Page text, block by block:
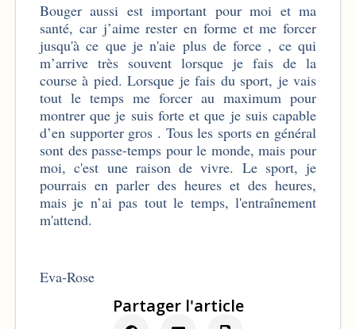
Bouger aussi est important pour moi et ma
santé, car j’aime rester en forme et me forcer
jusqu'à ce que je n'aie plus de force , ce qui
m’arrive très souvent lorsque je fais de la
course à pied. Lorsque je fais du sport, je vais
tout le temps me forcer au maximum pour
montrer que je suis forte et que je suis capable
d’en supporter gros . Tous les sports en général
sont des passe-temps pour le monde, mais pour
moi, c'est une raison de vivre. Le sport, je
pourrais en parler des heures et des heures,
mais je n’ai pas tout le temps, l'entraînement
m'attend.
Eva-Rose
Partager l'article